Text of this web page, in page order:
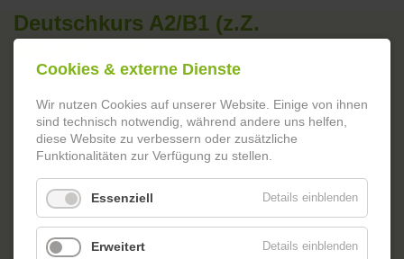
Deutschkurs A2/B1 (z.Z.
ausgebucht!)
Deutschkurs A2/B1
dienstags, 10:00 - 12:00 Uhr im Multimediaraum im oskar.
Interessierte können sich kurz vor 10:00 Uhr bei der Kursleiterin
Pamela Kleinmann melden.
Cookies & externe Dienste
Wir nutzen Cookies auf unserer Website. Einige von ihnen
sind technisch notwendig, während andere uns helfen,
diese Website zu verbessern oder zusätzliche
Funktionalitäten zur Verfügung zu stellen.
Essenziell Details einblenden
Erweitert Details einblenden